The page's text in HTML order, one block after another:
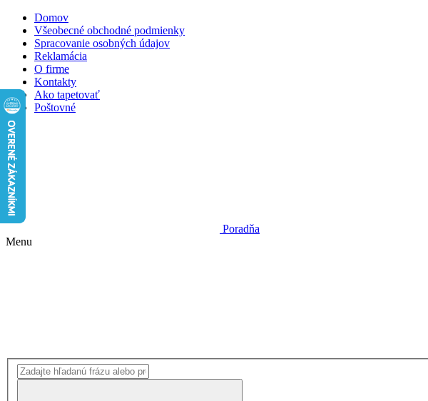
Domov
Všeobecné obchodné podmienky
Spracovanie osobných údajov
Reklamácia
O firme
Kontakty
Ako tapetovať
Poštovné
Poradňa
Menu